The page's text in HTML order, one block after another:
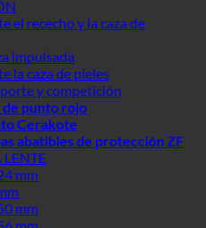
el rececho y la caza de
impulsada
la caza de pieles
y competición
punto rojo
Cerakote
abatibles de protección ZF
mm
mm